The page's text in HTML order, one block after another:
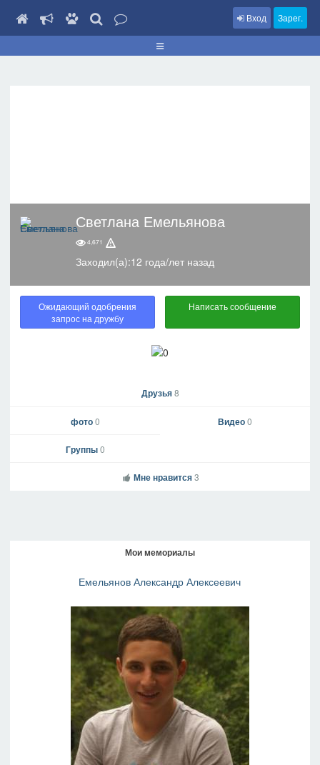
Вход Зарег.
Светлана Емельянова
4,671
Заходил(а):12 года/лет назад
Ожидающий одобрения
запрос на дружбу
Написать сообщение
Друзья8
фото0 Видео0
Группы0
Мне нравится 3
Мои мемориалы
Емельянов Александр Алексеевич